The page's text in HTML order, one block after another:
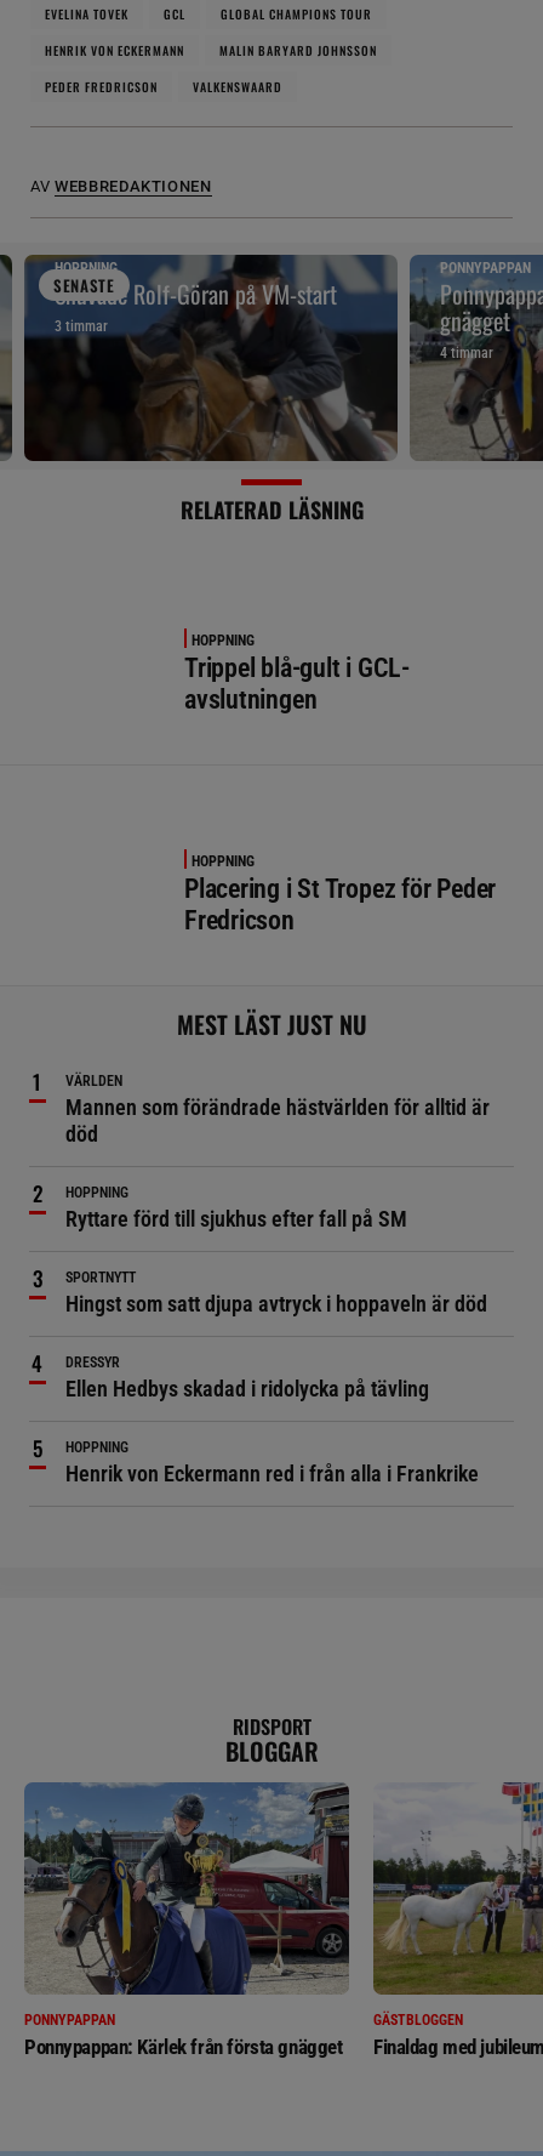
EVELINA TOVEK GCL
GLOBAL CHAMPIONS TOUR
HENRIK VON ECKERMANN
MALIN BARYARD JOHNSSON
PEDER FREDRICSON
VALKENSWAARD
AV WEBBREDAKTIONEN
SENASTE
HOPPNING
Snuvade Rolf-Göran på VM-start
3 timmar
PONNYPAPPAN
gnägget
4 timmar
RELATERAD LÄSNING
HOPPNING
Trippel blå-gult i GCL-
avslutningen
HOPPNING
Placering i St Tropez för Peder
Fredricson
MEST LÄST JUST NU
VÄRLDEN
Mannen som förändrade hästvärlden för alltid är
död
HOPPNING
Ryttare förd till sjukhus efter fall på SM
SPORTNYTT
Hingst som satt djupa avtryck i hoppaveln är död
DRESSYR
Ellen Hedbys skadad i ridolycka på tävling
HOPPNING
Henrik von Eckermann red i från alla i Frankrike
RIDSPORT
BLOGGAR
PONNYPAPPAN
Ponnypappan: Kärlek från första gnägget
GÄSTBLOGGEN
Finaldag med